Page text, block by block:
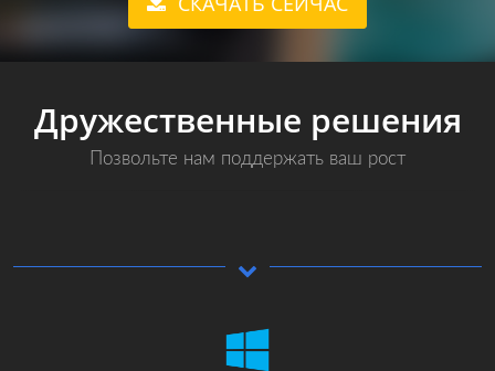
Дружественные решения
Позвольте нам поддержать ваш рост